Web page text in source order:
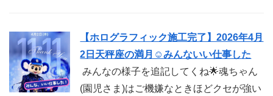
【ホログラフィック施工完了】2026年4月
2日天秤座の満月☺︎みんないい仕事した
みんなの様子を追記してくね🌟魂ちゃん
(園児さま)はご機嫌なときほどクセが強い